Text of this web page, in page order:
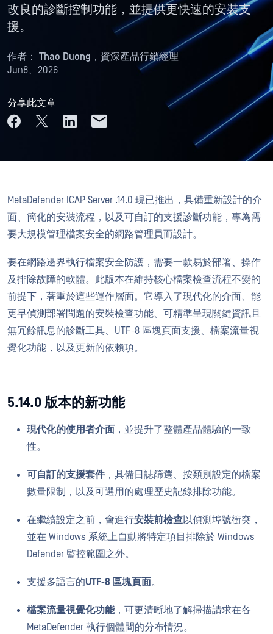
改良的診斷控制功能，並提供更快速的安裝支
援。
作者： Thao Duong，資深產品行銷經理
Jun8、2026
分享此文章
MetaDefender ICAP Server .14.0 現已推出，具備重新設計的介
面、簡化的安裝流程，以及可自訂的支援診斷功能，專為需
要大規模管理檔案安全的網路管理員而設計。
要在網路邊界執行檔案安全防護，需要一款易於部署、操作
及排除故障的軟體。此版本在維持核心檔案檢查流程不變的
前提下，著重於這些運作層面。它導入了現代化的介面、能
更早偵測部署問題的安裝檢查功能、可精準呈現關鍵資訊且
無冗餘訊息的診斷工具、UTF-8 區塊頁面支援、檔案流量視
覺化功能，以及更新的依賴項。
5.14.0 版本的新功能
現代化的使用者介面 ，並提升了整體產品體驗的一致
性。
可自訂的支援套件，具備日誌篩選、按類別設定的檔案
數量限制，以及可選用的處理歷史記錄排除功能。
在繼續設定之前，會進行安裝前檢查以偵測埠號衝突，
並在 Windows 系統上自動將特定項目排除於 Windows
Defender 監控範圍之外。
支援多語言的UTF-8 區塊頁面。
檔案流量視覺化功能，可更清晰地了解掃描請求在各
MetaDefender 執行個體間的分布情況。